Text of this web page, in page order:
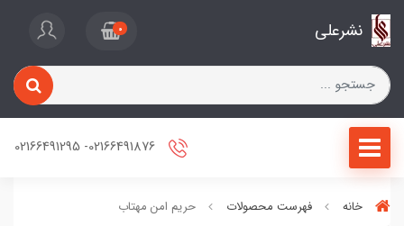
نشرعلی 0
خانه فهرست محصولات حریم امن مهتاب